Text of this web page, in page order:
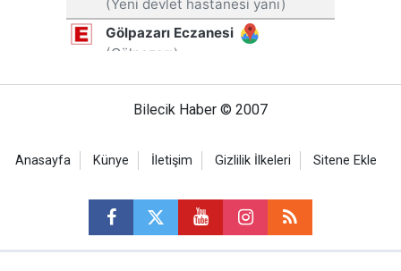
Bilecik Haber © 2007
Anasayfa Künye İletişim Gizlilik İlkeleri Sitene Ekle